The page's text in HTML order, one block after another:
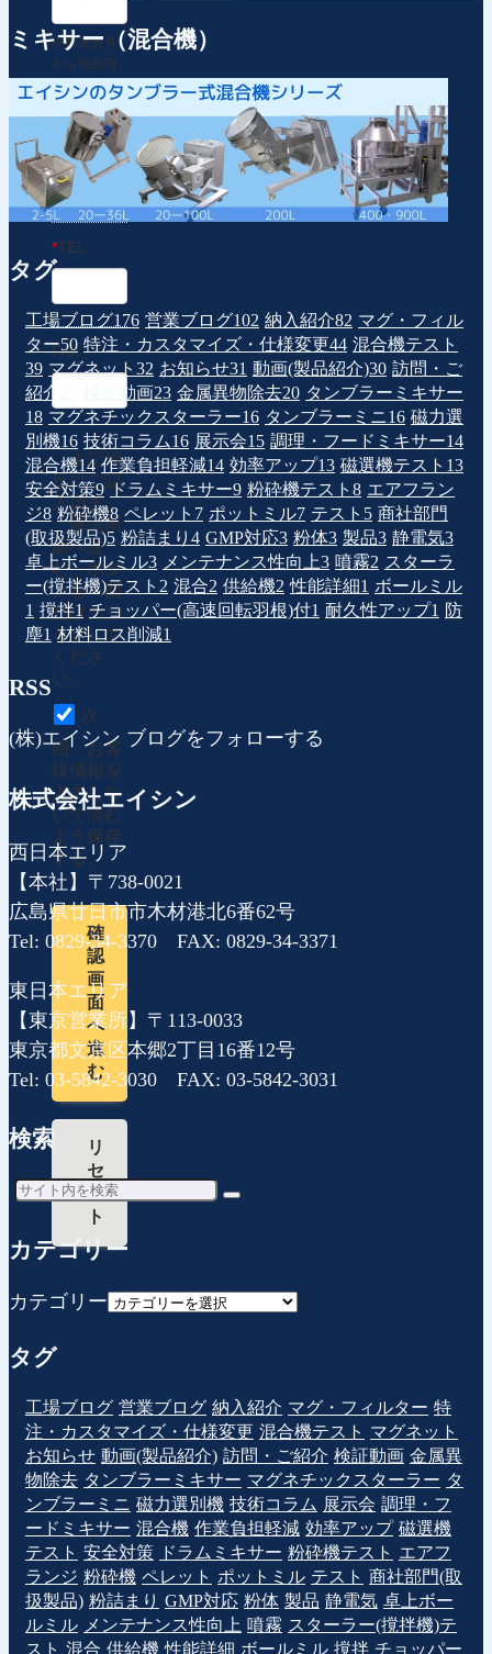
※郵便番号
から住所自
動入力
住所
*TEL
FAX
上記項
目にご記
入頂き、
「確認画
面へ進
む」ボタ
ンを一回
だけクリ
ックして
くださ
い。
次
回、お客
様情報を
入力しな
いで済む
よう保存
する。
確
認
画
面
へ
進
む
リ
セ
ッ
ト
ミキサー（混合機）
タグ
工場ブログ176 営業ブログ102 納入紹介82 マグ・フィル
ター50 特注・カスタマイズ・仕様変更44 混合機テスト
39 マグネット 32 お知らせ31 動画(製品紹介)30 訪問・ご
紹介
検証動画23 金属異物除去20 タンブラーミキサー
18 マグネチックスターラー16 タンブラーミニ16 磁力選
別機16 技術コラム16 展示会15 調理・フードミキサー14
混合機14 作業負担軽減14 効率アップ13 磁選機テスト 13
安全対策9 ドラムミキサー9 粉砕機テスト 8 エアフラン
ジ8 粉砕機8 ペレット 7 ポットミル7 テスト 5 商社部門
(取扱製品)5 粉詰まり 4 GMP対応3 粉体3 製品3 静電気3
卓上ボールミル3 メンテナンス性向上3 噴霧2 スターラ
ー(撹拌機)テスト 2 混合2 供給機2 性能詳細1 ボールミル
1 撹拌1 チョッパー(高速回転羽根)付1 耐久性アップ1 防
塵1 材料ロス削減1
RSS
(株)エイシン ブログをフォローする
株式会社エイシン
西日本エリア
【本社】〒738-0021
広島県廿日市市木材港北6番62号
Tel: 0829-34-3370 FAX: 0829-34-3371
東日本エリア
【東京営業所】〒113-0033
東京都文京区本郷2丁目16番12号
Tel: 03-5842-3030 FAX: 03-5842-3031
検索
カテゴリー
カテゴリー
タグ
工場ブログ 営業ブログ 納入紹介 マグ・フィルター 特
注・カスタマイズ・仕様変更 混合機テスト マグネット
お知らせ 動画(製品紹介) 訪問・ご紹介 検証動画 金属異
物除去 タンブラーミキサー マグネチックスターラー タ
ンブラーミニ 磁力選別機 技術コラム 展示会 調理・フ
ードミキサー 混合機 作業負担軽減 効率アップ 磁選機
テスト 安全対策 ドラムミキサー 粉砕機テスト エアフ
ランジ 粉砕機 ペレット ポットミル テスト 商社部門(取
扱製品) 粉詰まり GMP対応 粉体 製品 静電気 卓上ボー
ルミル メンテナンス性向上 噴霧 スターラー(撹拌機)テ
スト 混合 供給機 性能詳細 ボールミル 撹拌 チョッパー